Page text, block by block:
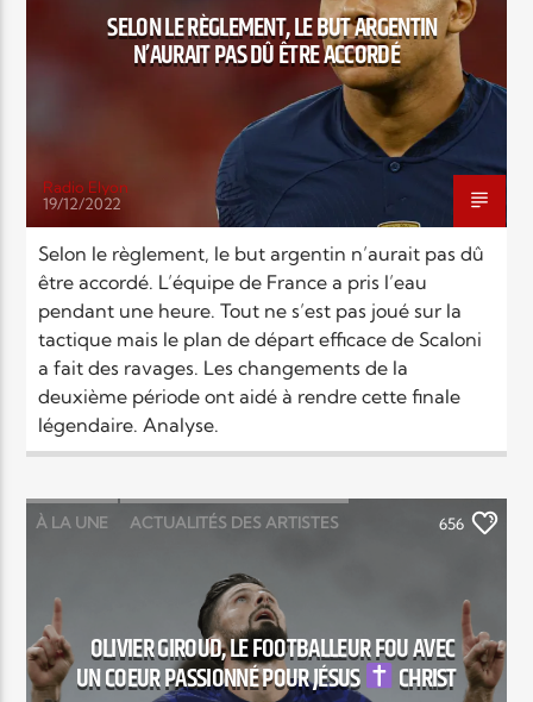
Elyon Live
Elyon Kids
SELON LE RÈGLEMENT, LE BUT ARGENTIN
N’AURAIT PAS DÛ ÊTRE ACCORDÉ
Radio Elyon
19/12/2022
Selon le règlement, le but argentin n’aurait pas dû
être accordé. L’équipe de France a pris l’eau
pendant une heure. Tout ne s’est pas joué sur la
tactique mais le plan de départ efficace de Scaloni
a fait des ravages. Les changements de la
deuxième période ont aidé à rendre cette finale
légendaire. Analyse.
À LA UNE ACTUALITÉS DES ARTISTES
MONDE POINTS FORTS
RELIGIONS SOCIÉTÉ SPORT
656
OLIVIER GIROUD, LE FOOTBALLEUR FOU AVEC
UN COEUR PASSIONNÉ POUR JÉSUS CHRIST